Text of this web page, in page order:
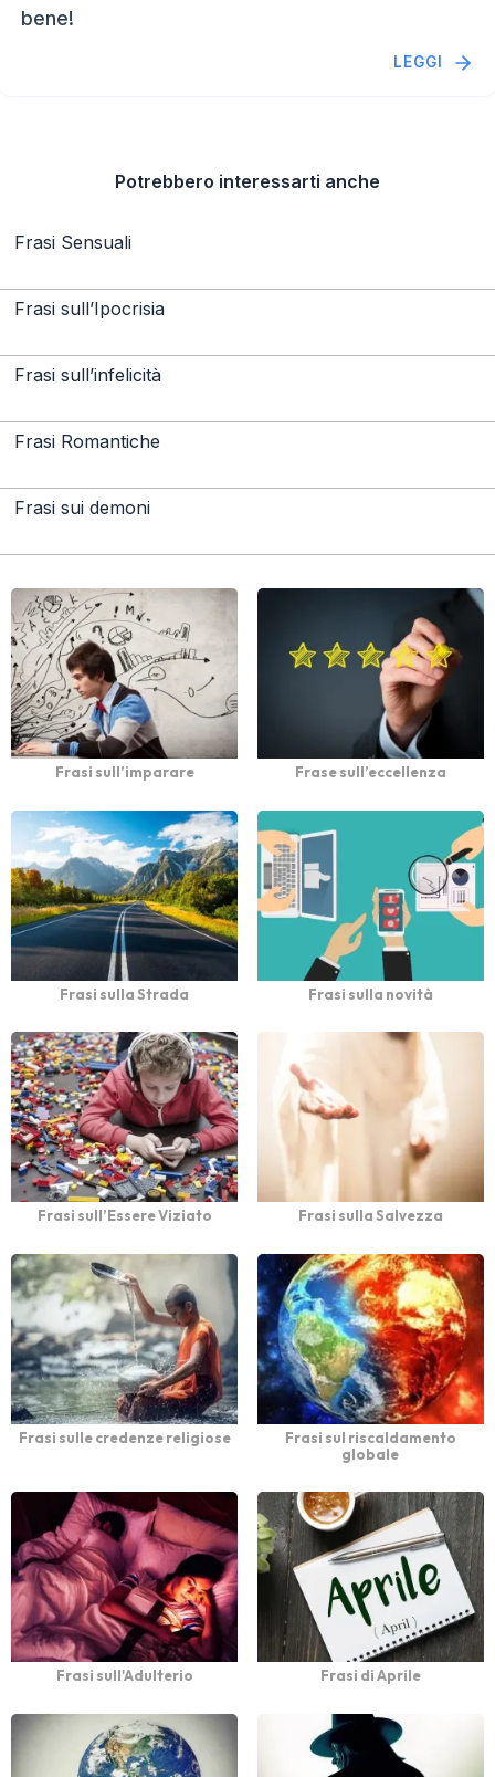
bene!
LEGGI
Potrebbero interessarti anche
Frasi Sensuali
Frasi sull’Ipocrisia
Frasi sull’infelicità
Frasi Romantiche
Frasi sui demoni
Frasi sull’imparare Frase sull’eccellenza
Frasi sulla Strada Frasi sulla novità
Frasi sull’Essere Viziato Frasi sulla Salvezza
Frasi sulle credenze religiose
Frasi sul riscaldamento
globale
Frasi sull'Adulterio Frasi di Aprile